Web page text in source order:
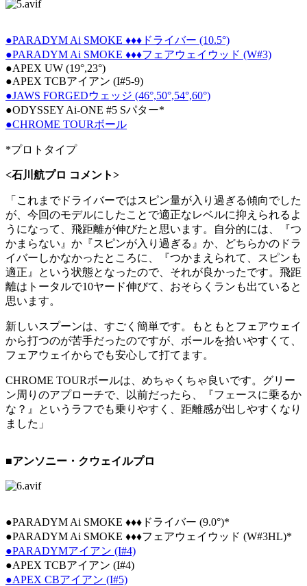
●PARADYM Ai SMOKE ♦♦♦ドライバー (10.5°)
●PARADYM Ai SMOKE ♦♦♦フェアウェイウッド (W#3)
●APEX UW (19°,23°)
●APEX TCBアイアン (I#5-9)
●JAWS FORGEDウェッジ (46°,50°,54°,60°)
●ODYSSEY Ai-ONE #5 Sパター*
●CHROME TOURボール
*プロトタイプ
<石川航プロ コメント>
「これまでドライバーではスピン量が入り過ぎる傾向でした
が、今回のモデルにしたことで適正なレベルに抑えられるよ
うになって、飛距離が伸びたと思います。自分的には、『つ
かまらない』か『スピンが入り過ぎる』か、どちらかのドラ
イバーしかなかったところに、『つかまえられて、スピンも
適正』という状態となったので、それが良かったです。飛距
離はトータルで10ヤード伸びて、おそらくランも出ていると
思います。
新しいスプーンは、すごく簡単です。もともとフェアウェイ
から打つのが苦手だったのですが、ボールを拾いやすくて、
フェアウェイからでも安心して打てます。
CHROME TOURボールは、めちゃくちゃ良いです。グリー
ン周りのアプローチで、以前だったら、『フェースに乗るか
な？』というラフでも乗りやすく、距離感が出しやすくなり
ました」
■アンソニー・クウェイルプロ
●PARADYM Ai SMOKE ♦♦♦ドライバー (9.0°)*
●PARADYM Ai SMOKE ♦♦♦フェアウェイウッド (W#3HL)*
●PARADYMアイアン (I#4)
●APEX TCBアイアン (I#4)
●APEX CBアイアン (I#5)